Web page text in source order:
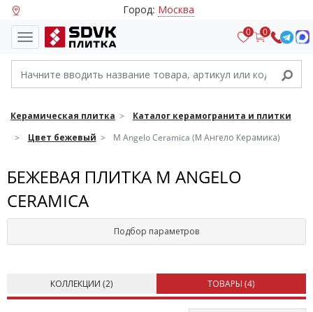
Город: Москва
0 0
Керамическая плитка
Каталог керамогранита и плитки
Цвет бежевый
M Angelo Ceramica (М Ангело Керамика)
БЕЖЕВАЯ ПЛИТКА M ANGELO
CERAMICA
Подбор параметров
КОЛЛЕКЦИИ (2) ТОВАРЫ (4)